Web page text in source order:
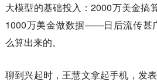
大模型的基础投入：2000万美金搞
1000万美金做数据——日后流传甚
么算出来的。
聊到兴起时，王慧文拿起手机，发